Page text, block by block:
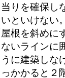
りを確保し
といけない
根を斜めに
いラインに
に建築しな
かかると２